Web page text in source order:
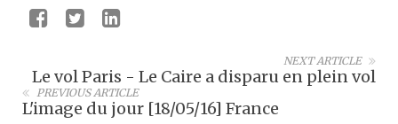
NEXT ARTICLE
Le vol Paris - Le Caire a disparu en plein vol
PREVIOUS ARTICLE
L'image du jour [18/05/16] France